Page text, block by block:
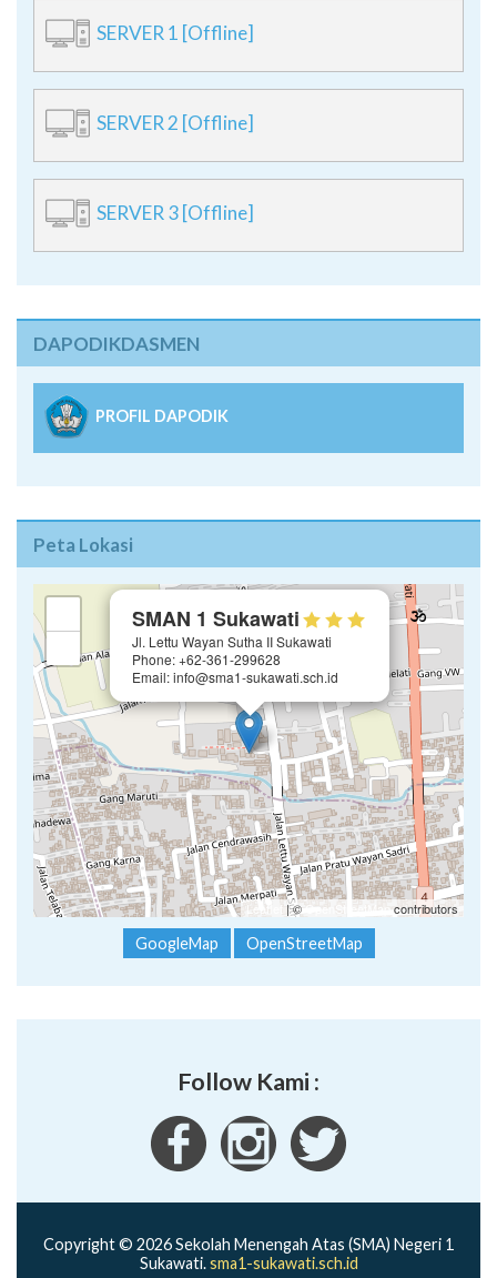
SERVER 1 [Offline]
SERVER 2 [Offline]
SERVER 3 [Offline]
DAPODIKDASMEN
PROFIL DAPODIK
Peta Lokasi
SMAN 1 Sukawati
Jl. Lettu Wayan Sutha II Sukawati
Phone: +62-361-299628
Email: info@sma1-sukawati.sch.id
Leaflet | ©OpenStreetMap contributors
GoogleMap OpenStreetMap
Follow Kami :
Copyright © 2026 Sekolah Menengah Atas (SMA) Negeri 1
Sukawati.sma1-sukawati.sch.id